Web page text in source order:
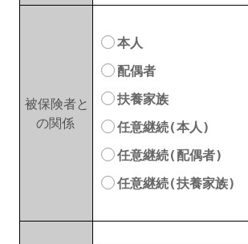
被保険者と
の関係
本人
配偶者
扶養家族
任意継続(本人)
任意継続(配偶者)
任意継続(扶養家族)